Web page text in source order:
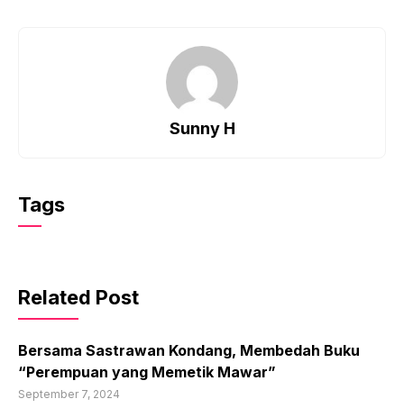
Sunny H
Tags
Related Post
Bersama Sastrawan Kondang, Membedah Buku
“Perempuan yang Memetik Mawar”
September 7, 2024